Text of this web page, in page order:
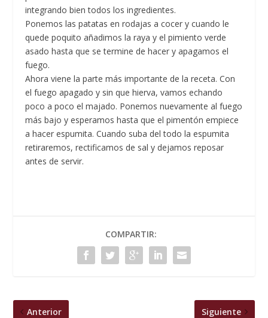
integrando bien todos los ingredientes.
Ponemos las patatas en rodajas a cocer y cuando le
quede poquito añadimos la raya y el pimiento verde
asado hasta que se termine de hacer y apagamos el
fuego.
Ahora viene la parte más importante de la receta. Con
el fuego apagado y sin que hierva, vamos echando
poco a poco el majado. Ponemos nuevamente al fuego
más bajo y esperamos hasta que el pimentón empiece
a hacer espumita. Cuando suba del todo la espumita
retiraremos, rectificamos de sal y dejamos reposar
antes de servir.
COMPARTIR:
Anterior Siguiente